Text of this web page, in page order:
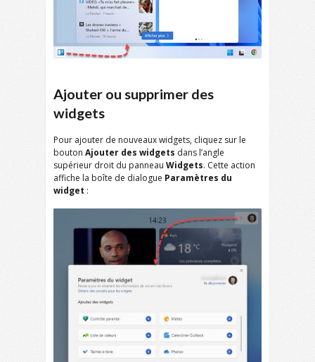
Ajouter ou supprimer des
widgets
Pour ajouter de nouveaux widgets, cliquez sur le
bouton Ajouter des widgets dans l’angle
supérieur droit du panneau Widgets. Cette action
affiche la boîte de dialogue Paramètres du
widget :